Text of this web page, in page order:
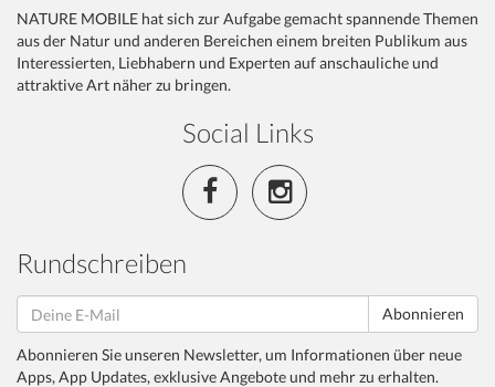
NATURE MOBILE hat sich zur Aufgabe gemacht spannende Themen
aus der Natur und anderen Bereichen einem breiten Publikum aus
Interessierten, Liebhabern und Experten auf anschauliche und
attraktive Art näher zu bringen.
Social Links
Rundschreiben
Abonnieren
Abonnieren Sie unseren Newsletter, um Informationen über neue
Apps, App Updates, exklusive Angebote und mehr zu erhalten.